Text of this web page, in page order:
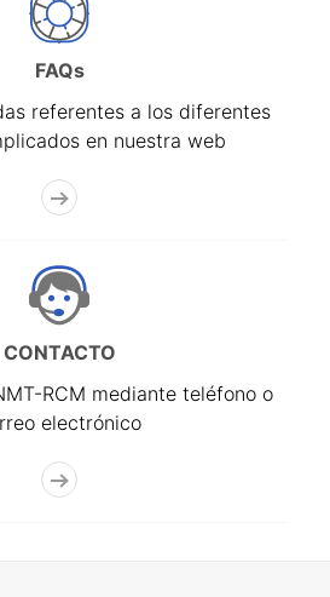
FAQs
referentes a los diferentes
en nuestra web
CONTACTO
RCM mediante teléfono o
electrónico